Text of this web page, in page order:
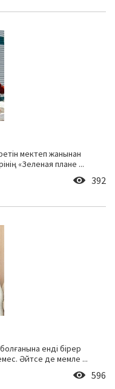
мектеп жанынан
«Зеленая плане ...
392
енді бірер
Әйтсе де мемле ...
596